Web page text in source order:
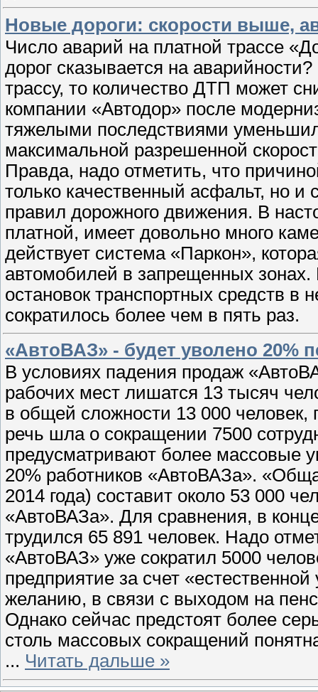
Новые дороги: скорости выше,
Число аварий на платной трассе
дорог сказывается на
трассу, то количество ДТП может
компании «Автодор» после
тяжелыми последствиями
максимальной разрешенной
Правда, надо отметить, что
только качественный асфальт, но
правил дорожного движения. В
платной, имеет довольно много
действует система «Паркон»,
автомобилей в запрещенных
остановок транспортных средств в
сократилось более чем в пять раз.
«АвтоВАЗ» - будет уволено 20%
В условиях падения продаж
рабочих мест лишатся 13 тысяч
в общей сложности 13 000 человек,
речь шла о сокращении 7500
предусматривают более массовые
20% работников «АвтоВАЗа».
2014 года) составит около 53 000
«АвтоВАЗа». Для сравнения, в
трудился 65 891 человек. Надо
«АвтоВАЗ» уже сократил 5000
предприятие за счет
желанию, в связи с выходом на
Однако сейчас предстоят более
столь массовых сокращений
... Читать дальше »